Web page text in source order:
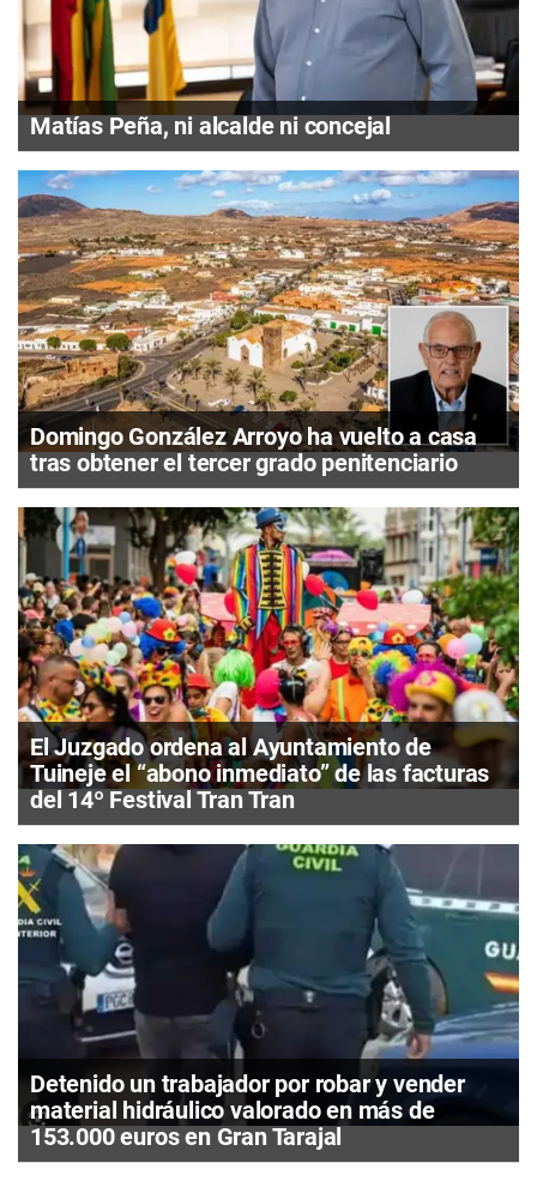
Matías Peña, ni alcalde ni concejal
Domingo González Arroyo ha vuelto a casa
tras obtener el tercer grado penitenciario
El Juzgado ordena al Ayuntamiento de
Tuineje el “abono inmediato” de las facturas
del 14º Festival Tran Tran
Detenido un trabajador por robar y vender
material hidráulico valorado en más de
153.000 euros en Gran Tarajal